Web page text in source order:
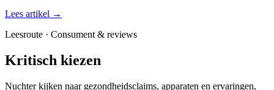
Lees artikel →
Leesroute · Consument & reviews
Kritisch kiezen
Nuchter kijken naar gezondheidsclaims, apparaten en ervaringen,